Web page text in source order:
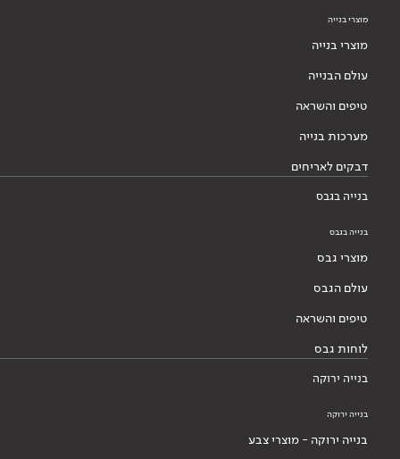
מוצרי בנייה
מוצרי בנייה
עולם הבנייה
טיפים והשראה
מערכות בנייה
דבקים לאריחים
בנייה בגבס
בנייה בגבס
מוצרי גבס
עולם הגבס
טיפים והשראה
לוחות גבס
בנייה ירוקה
בנייה ירוקה
בנייה ירוקה - מוצרי צבע